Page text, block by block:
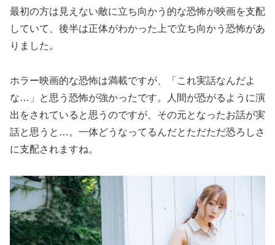
最初の方は見えない敵に立ち向かう的な恐怖が映画を支配
していて、後半は正体がわかった上で立ち向かう恐怖があ
りました。
ホラー映画的な恐怖は満載ですが、「これ実話なんだよ
な…」と思う恐怖が強かったです。人間が恐がるように演
出をされていると思うのですが、その元となったお話が実
話と思うと…。一体どうなってるんだとただただ恐ろしさ
に支配されますね。